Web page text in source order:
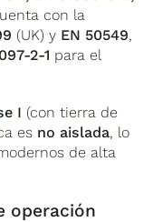
con la
(UK) y EN 50549,
2-1 para el
I (con tierra de
es no aislada, lo
de alta
operación